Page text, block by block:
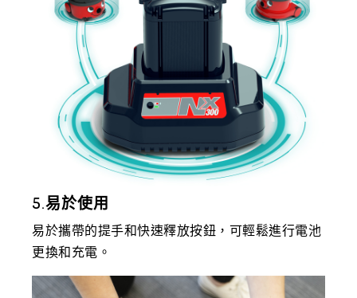
5.易於使用
易於攜帶的提手和快速釋放按鈕，可輕鬆進行電池
更換和充電。